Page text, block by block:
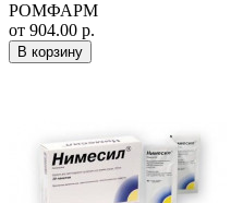
РОМФАРМ
от 904.00 р.
В корзину